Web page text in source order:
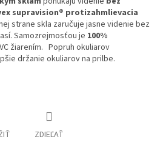
supravision® protizahmlievacia
strane skla zaručuje jasne videnie bez
Samozrejmosťou je 100%
žiarením. Popruh okuliarov
držanie okuliarov na prilbe.
ZDIEĽAŤ